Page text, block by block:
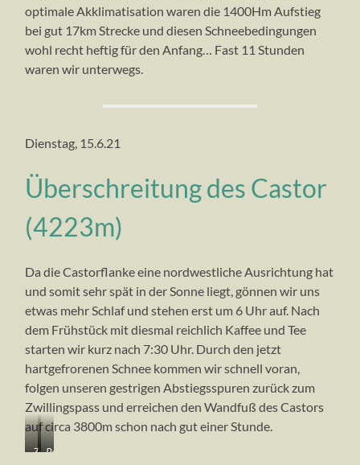
optimale Akklimatisation waren die 1400Hm Aufstieg
bei gut 17km Strecke und diesen Schneebedingungen
wohl recht heftig für den Anfang… Fast 11 Stunden
waren wir unterwegs.
Dienstag, 15.6.21
Überschreitung des Castor
(4223m)
Da die Castorflanke eine nordwestliche Ausrichtung hat
und somit sehr spät in der Sonne liegt, gönnen wir uns
etwas mehr Schlaf und stehen erst um 6 Uhr auf. Nach
dem Frühstück mit diesmal reichlich Kaffee und Tee
starten wir kurz nach 7:30 Uhr. Durch den jetzt
hartgefrorenen Schnee kommen wir schnell voran,
folgen unseren gestrigen Abstiegsspuren zurück zum
Zwillingspass und erreichen den Wandfuß des Castors
auf circa 3800m schon nach gut einer Stunde.
ZurückPerfekte